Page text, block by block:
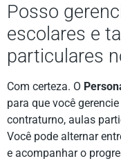
Posso
escolares e
particulares
Com certeza. O
para que você gerencie
contraturno, aulas
Você pode alternar
e acompanhar o